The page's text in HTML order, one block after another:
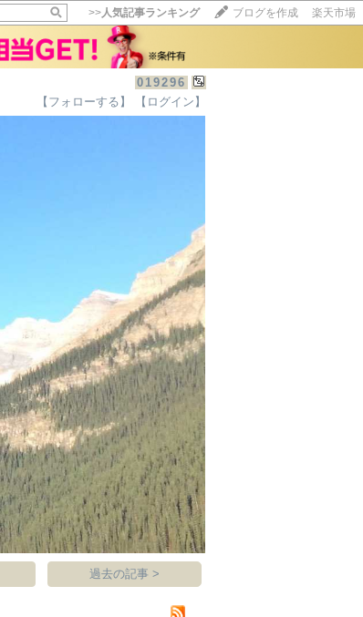
>>人気記事ランキング ブログを作成 楽天市場
019296
【フォローする】
【ログイン】
過去の記事 >